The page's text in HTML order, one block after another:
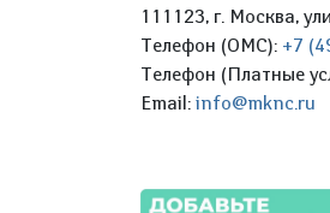
111123, г. Москва,
Телефон (ОМС): +7
Телефон (Платные
Email: info@mknc.ru